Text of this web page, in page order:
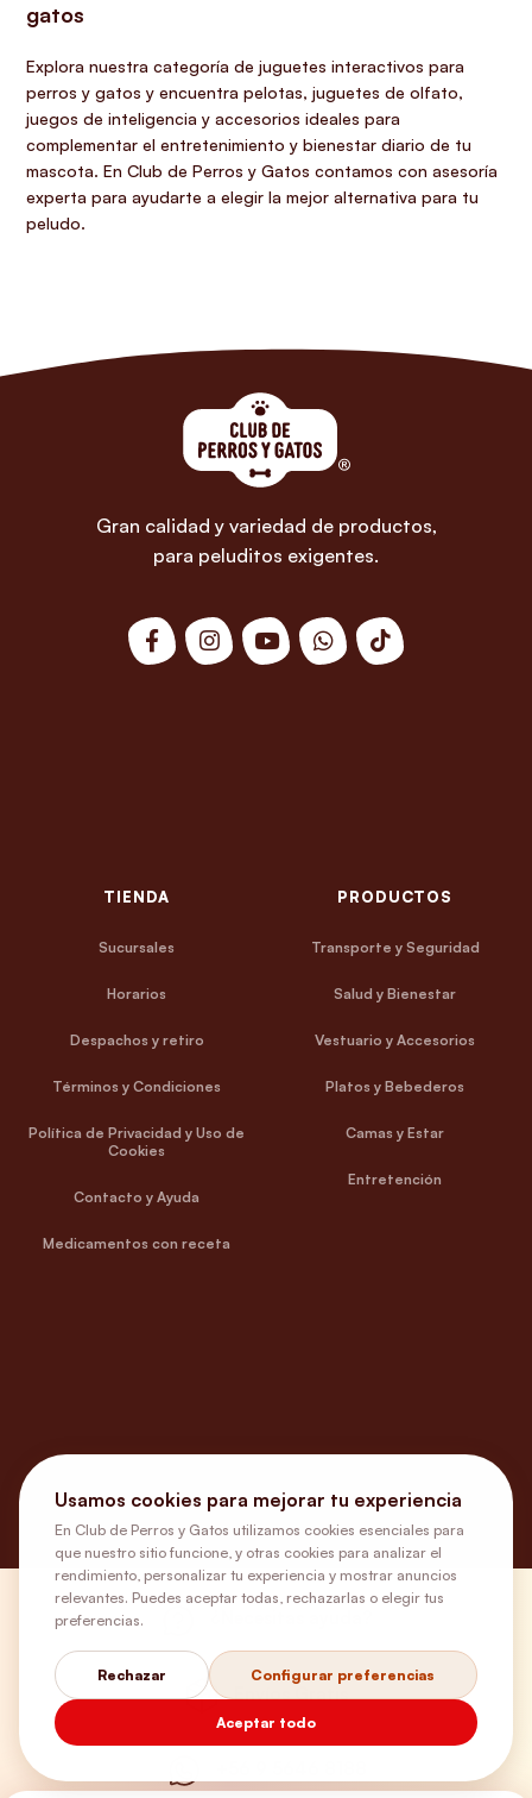
gatos
Explora nuestra categoría de juguetes interactivos para
perros y gatos y encuentra pelotas, juguetes de olfato,
juegos de inteligencia y accesorios ideales para
complementar el entretenimiento y bienestar diario de tu
mascota. En Club de Perros y Gatos contamos con asesoría
experta para ayudarte a elegir la mejor alternativa para tu
peludo.
Gran calidad y variedad de productos,
para peluditos exigentes.
TIENDA
Sucursales
Horarios
Despachos y retiro
Términos y Condiciones
Política de Privacidad y Uso de
Cookies
Contacto y Ayuda
Medicamentos con receta
PRODUCTOS
Transporte y Seguridad
Salud y Bienestar
Vestuario y Accesorios
Platos y Bebederos
Camas y Estar
Entretención
Envíos Gratis
Usamos cookies para mejorar tu experiencia
En Club de Perros y Gatos utilizamos cookies esenciales para
que nuestro sitio funcione, y otras cookies para analizar el
rendimiento, personalizar tu experiencia y mostrar anuncios
relevantes. Puedes aceptar todas, rechazarlas o elegir tus
preferencias.
Rechazar Configurar preferencias
Aceptar todo